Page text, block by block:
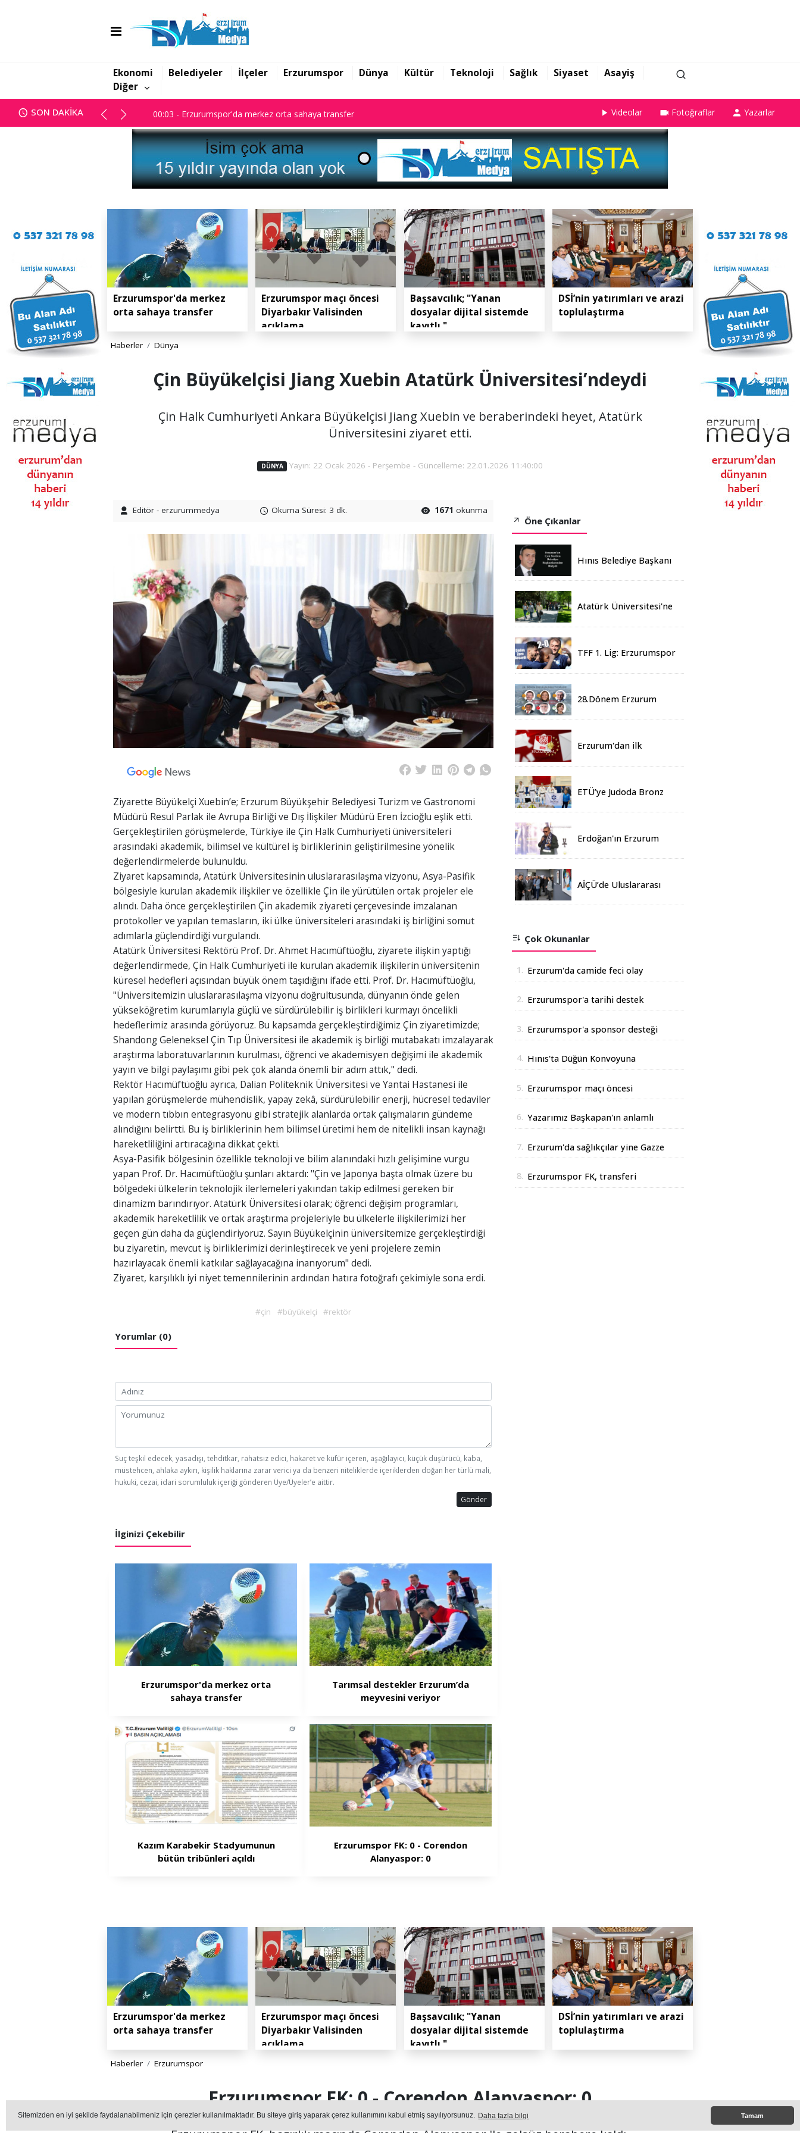
Sitemizden en iyi şekilde faydalanabilmeniz için çerezler kullanılmaktadır. Bu siteye giriş yaparak çerez kullanımını kabul etmiş sayılıyorsunuz. Daha fazla bilgi Tamam
Ekonomi Belediyeler İlçeler Erzurumspor Dünya Kültür Teknoloji Sağlık Siyaset
Asayiş
Diğer
SON DAKİKA
00:03 - Erzurumspor'da merkez orta sahaya transfer
00:03 - Erzurumspor'da merkez orta sahaya transfer Videolar Fotoğraflar Yazarlar
Erzurumspor'da merkez
orta sahaya transfer
Erzurumspor maçı öncesi
Diyarbakır Valisinden
açıklama
Başsavcılık; "Yanan
dosyalar dijital sistemde
kayıtlı."
DSİ’nin yatırımları ve arazi
toplulaştırma
Haberler Dünya
Çin Büyükelçisi Jiang Xuebin Atatürk Üniversitesi’ndeydi
Çin Halk Cumhuriyeti Ankara Büyükelçisi Jiang Xuebin ve beraberindeki heyet, Atatürk
Üniversitesini ziyaret etti.
DÜNYA Yayın: 22 Ocak 2026 - Perşembe - Güncelleme: 22.01.2026 11:40:00
Editör - erzurummedya Okuma Süresi: 3 dk. 1671 okunma
Ziyarette Büyükelçi Xuebin’e; Erzurum Büyükşehir Belediyesi Turizm ve Gastronomi
Müdürü Resul Parlak ile Avrupa Birliği ve Dış İlişkiler Müdürü Eren İzcioğlu eşlik etti.
Gerçekleştirilen görüşmelerde, Türkiye ile Çin Halk Cumhuriyeti üniversiteleri
arasındaki akademik, bilimsel ve kültürel iş birliklerinin geliştirilmesine yönelik
değerlendirmelerde bulunuldu.
Ziyaret kapsamında, Atatürk Üniversitesinin uluslararasılaşma vizyonu, Asya-Pasifik
bölgesiyle kurulan akademik ilişkiler ve özellikle Çin ile yürütülen ortak projeler ele
alındı. Daha önce gerçekleştirilen Çin akademik ziyareti çerçevesinde imzalanan
protokoller ve yapılan temasların, iki ülke üniversiteleri arasındaki iş birliğini somut
adımlarla güçlendirdiği vurgulandı.
Atatürk Üniversitesi Rektörü Prof. Dr. Ahmet Hacımüftüoğlu, ziyarete ilişkin yaptığı
değerlendirmede, Çin Halk Cumhuriyeti ile kurulan akademik ilişkilerin üniversitenin
küresel hedefleri açısından büyük önem taşıdığını ifade etti. Prof. Dr. Hacımüftüoğlu,
"Üniversitemizin uluslararasılaşma vizyonu doğrultusunda, dünyanın önde gelen
yükseköğretim kurumlarıyla güçlü ve sürdürülebilir iş birlikleri kurmayı öncelikli
hedeflerimiz arasında görüyoruz. Bu kapsamda gerçekleştirdiğimiz Çin ziyaretimizde;
Shandong Geleneksel Çin Tıp Üniversitesi ile akademik iş birliği mutabakatı imzalayarak
araştırma laboratuvarlarının kurulması, öğrenci ve akademisyen değişimi ile akademik
yayın ve bilgi paylaşımı gibi pek çok alanda önemli bir adım attık," dedi.
Rektör Hacımüftüoğlu ayrıca, Dalian Politeknik Üniversitesi ve Yantai Hastanesi ile
yapılan görüşmelerde mühendislik, yapay zekâ, sürdürülebilir enerji, hücresel tedaviler
ve modern tıbbın entegrasyonu gibi stratejik alanlarda ortak çalışmaların gündeme
alındığını belirtti. Bu iş birliklerinin hem bilimsel üretimi hem de nitelikli insan kaynağı
hareketliliğini artıracağına dikkat çekti.
Asya-Pasifik bölgesinin özellikle teknoloji ve bilim alanındaki hızlı gelişimine vurgu
yapan Prof. Dr. Hacımüftüoğlu şunları aktardı: "Çin ve Japonya başta olmak üzere bu
bölgedeki ülkelerin teknolojik ilerlemeleri yakından takip edilmesi gereken bir
dinamizm barındırıyor. Atatürk Üniversitesi olarak; öğrenci değişim programları,
akademik hareketlilik ve ortak araştırma projeleriyle bu ülkelerle ilişkilerimizi her
geçen gün daha da güçlendiriyoruz. Sayın Büyükelçinin üniversitemize gerçekleştirdiği
bu ziyaretin, mevcut iş birliklerimizi derinleştirecek ve yeni projelere zemin
hazırlayacak önemli katkılar sağlayacağına inanıyorum" dedi.
Ziyaret, karşılıklı iyi niyet temennilerinin ardından hatıra fotoğrafı çekimiyle sona erdi.
#çin #büyükelçi #rektör
Yorumlar (0)
Suç teşkil edecek, yasadışı, tehditkar, rahatsız edici, hakaret ve küfür içeren, aşağılayıcı, küçük düşürücü, kaba,
müstehcen, ahlaka aykırı, kişilik haklarına zarar verici ya da benzeri niteliklerde içeriklerden doğan her türlü mali,
hukuki, cezai, idari sorumluluk içeriği gönderen Üye/Üyeler’e aittir.
Gönder
İlginizi Çekebilir
Erzurumspor'da merkez orta
sahaya transfer
Tarımsal destekler Erzurum’da
meyvesini veriyor
Kazım Karabekir Stadyumunun
bütün tribünleri açıldı
Erzurumspor FK: 0 - Corendon
Alanyaspor: 0
Öne Çıkanlar
Hınıs Belediye Başkanı
Atatürk Üniversitesi'ne
Üniversiteden Öğrenci
TFF 1. Lig: Erzurumspor
28.Dönem Erzurum
Erzurum'dan ilk
ETÜ’ye Judoda Bronz
Erdoğan'ın Erzurum
rekoru kırıldı
AİÇÜ’de Uluslararası
Açıldı
Çok Okunanlar
1. Erzurum'da camide feci olay
2. Erzurumspor'a tarihi destek
3. Erzurumspor'a sponsor desteği
4. Hınıs'ta Düğün Konvoyuna
5. Erzurumspor maçı öncesi
6. Yazarımız Başkapan'ın anlamlı
7. Erzurum'da sağlıkçılar yine Gazze
8. Erzurumspor FK, transferi
Erzurumspor'da merkez
orta sahaya transfer
Erzurumspor maçı öncesi
Diyarbakır Valisinden
açıklama
Başsavcılık; "Yanan
dosyalar dijital sistemde
kayıtlı."
DSİ’nin yatırımları ve arazi
toplulaştırma
Haberler Erzurumspor
Erzurumspor FK: 0 - Corendon Alanyaspor: 0